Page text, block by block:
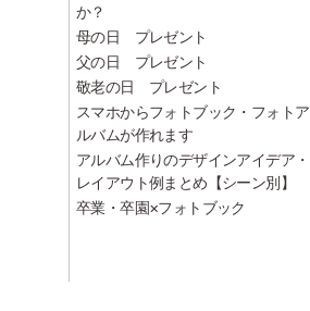
か？
母の日 プレゼント
父の日 プレゼント
敬老の日 プレゼント
スマホからフォトブック・フォトア
ルバムが作れます
アルバム作りのデザインアイデア・
レイアウト例まとめ【シーン別】
卒業・卒園×フォトブック